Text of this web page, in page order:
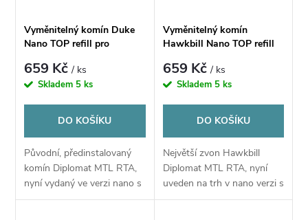
í
p
r
d
u
s
p
r
o
d
u
Vyměnitelný komín Duke
Nano TOP refill pro
MTL RTA
659 Kč/ ks
Skladem 5 ks
DO KOŠÍKU
Původní, předinstalovaný
komín Diplomat MTL RTA,
nyní vydaný ve verzi nano s
horním plněním.
Vyměnitelný komín
Hawkbill Nano TOP refill
Diplomat MTL RTA
659 Kč/ ks
Skladem 5 ks
DO KOŠÍKU
Největší zvon Hawkbill
Diplomat MTL RTA, nyní
uveden na trh v nano verzi s
vrchním plněním.